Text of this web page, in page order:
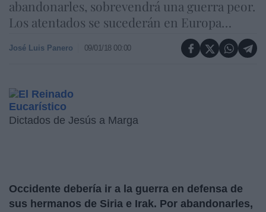
abandonarles, sobrevendrá una guerra peor.
Los atentados se sucederán en Europa…
José Luis Panero 09/01/18 00:00
Dictados de Jesús a Marga
Occidente debería ir a la guerra en defensa de
sus hermanos de Siria e Irak. Por abandonarles,